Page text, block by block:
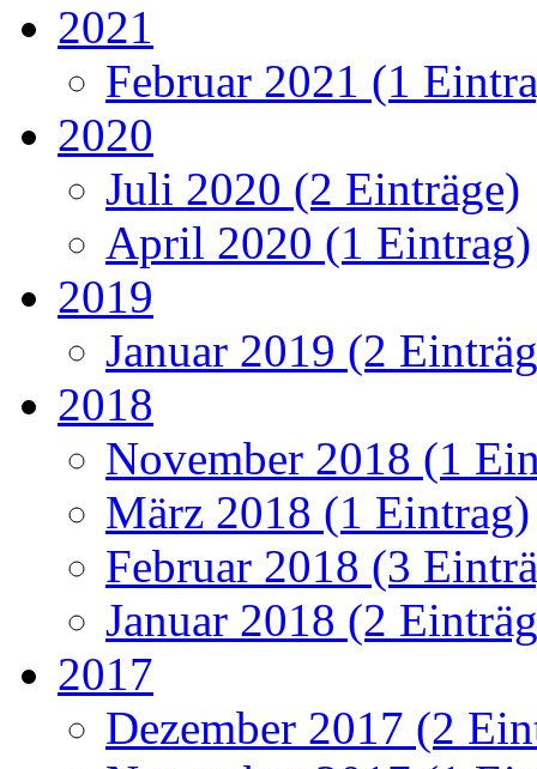
2021
Februar 2021 (1
2020
Juli 2020 (2 Einträge)
April 2020 (1 Eintrag)
2019
Januar 2019 (2
2018
November 2018 (1
März 2018 (1 Eintrag)
Februar 2018 (3
Januar 2018 (2
2017
Dezember 2017 (2